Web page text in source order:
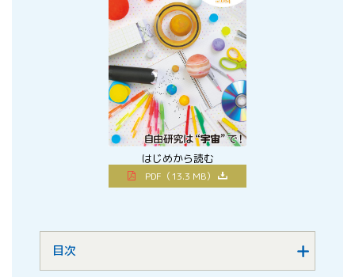
はじめから読む
PDF（13.3 MB）
目次